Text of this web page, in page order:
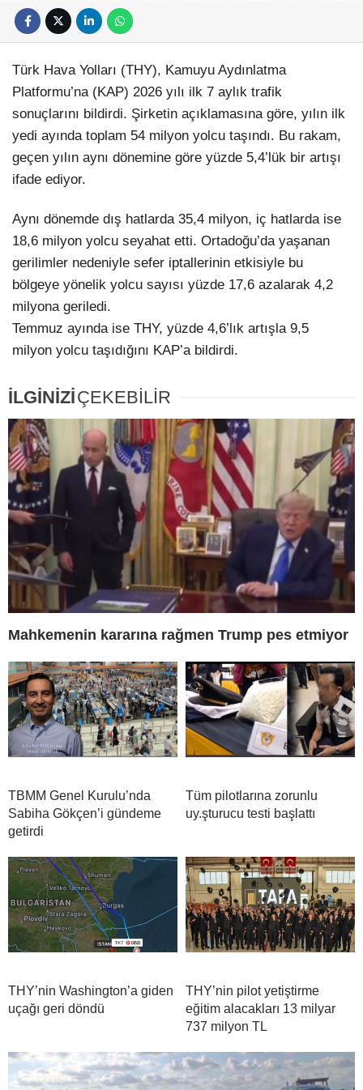
Türk Hava Yolları (THY), Kamuyu Aydınlatma
Platformu’na (KAP) 2026 yılı ilk 7 aylık trafik
sonuçlarını bildirdi. Şirketin açıklamasına göre, yılın ilk
yedi ayında toplam 54 milyon yolcu taşındı. Bu rakam,
geçen yılın aynı dönemine göre yüzde 5,4’lük bir artışı
ifade ediyor.
Aynı dönemde dış hatlarda 35,4 milyon, iç hatlarda ise
18,6 milyon yolcu seyahat etti. Ortadoğu’da yaşanan
gerilimler nedeniyle sefer iptallerinin etkisiyle bu
bölgeye yönelik yolcu sayısı yüzde 17,6 azalarak 4,2
milyona geriledi.
Temmuz ayında ise THY, yüzde 4,6’lık artışla 9,5
milyon yolcu taşıdığını KAP’a bildirdi.
İLGİNİZİÇEKEBİLİR
Mahkemenin kararına rağmen Trump pes etmiyor
TBMM Genel Kurulu’nda
Sabiha Gökçen’i gündeme
getirdi
Tüm pilotlarına zorunlu
uy.şturucu testi başlattı
THY’nin Washington’a giden
uçağı geri döndü
THY’nin pilot yetiştirme
eğitim alacakları 13 milyar
737 milyon TL